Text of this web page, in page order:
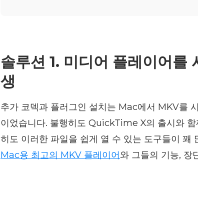
솔루션 1. 미디어 플레이어
생
추가 코덱과 플러그인 설치는 Mac에서 MKV를
이었습니다. 불행히도 QuickTime X의 출시와
히도 이러한 파일을 쉽게 열 수 있는 도구들이 꽤
Mac용 최고의 MKV 플레이어와 그들의 기능, 장